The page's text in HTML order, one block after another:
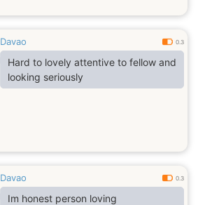
Davao 0.3
Hard to lovely attentive to fellow and
looking seriously
Davao 0.3
Im honest person loving